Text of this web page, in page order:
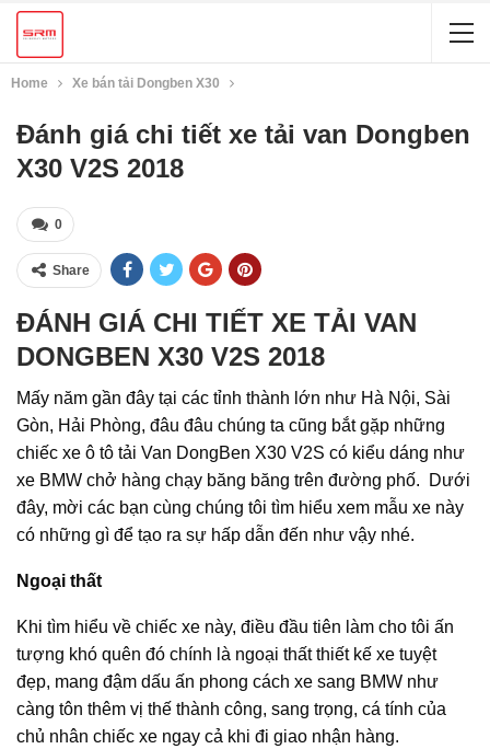
Home Xe bán tải Dongben X30
Đánh giá chi tiết xe tải van Dongben
X30 V2S 2018
0
Share
ĐÁNH GIÁ CHI TIẾT XE TẢI VAN
DONGBEN X30 V2S 2018
Mấy năm gần đây tại các tỉnh thành lớn như Hà Nội, Sài
Gòn, Hải Phòng, đâu đâu chúng ta cũng bắt gặp những
chiếc xe ô tô tải Van DongBen X30 V2S có kiểu dáng như
xe BMW chở hàng chạy băng băng trên đường phố. Dưới
đây, mời các bạn cùng chúng tôi tìm hiểu xem mẫu xe này
có những gì để tạo ra sự hấp dẫn đến như vậy nhé.
Ngoại thất
Khi tìm hiểu về chiếc xe này, điều đầu tiên làm cho tôi ấn
tượng khó quên đó chính là ngoại thất thiết kế xe tuyệt
đẹp, mang đậm dấu ấn phong cách xe sang BMW như
càng tôn thêm vị thế thành công, sang trọng, cá tính của
chủ nhân chiếc xe ngay cả khi đi giao nhận hàng.